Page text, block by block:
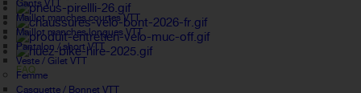
Gants VTT
Maillot manches courtes VTT
Maillot manches longues VTT
Pantalon / short VTT
Veste / Gilet VTT
Femme
Casquette / Bonnet VTT
FAQ